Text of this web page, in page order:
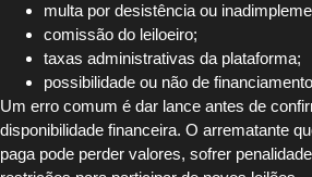
multa por desistência ou
comissão do leiloeiro;
taxas administrativas da plataforma;
possibilidade ou não de
Um erro comum é dar lance antes de
disponibilidade financeira. O arrematante
paga pode perder valores, sofrer